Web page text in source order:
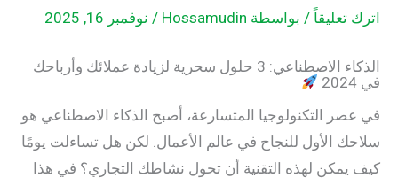
اترك تعليقاً / بواسطة Hossamudin
/ نوفمبر 16, 2025
الذكاء الاصطناعي: 3 حلول سحرية لزيادة عملائك وأرباحك
في 2024
في عصر التكنولوجيا المتسارعة، أصبح الذكاء الاصطناعي هو
سلاحك الأول للنجاح في عالم الأعمال. لكن هل تساءلت يومًا
كيف يمكن لهذه التقنية أن تحول نشاطك التجاري؟ في هذا